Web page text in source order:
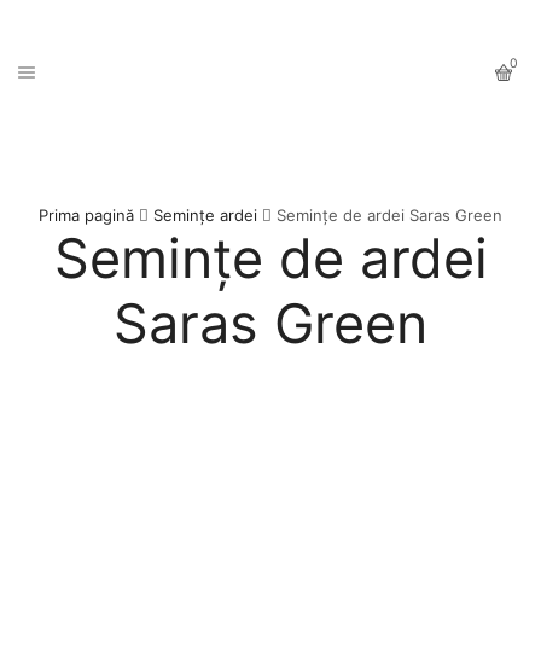
0
Prima pagină Seminţe ardei Seminţe de ardei Saras Green
Seminţe de ardei
Saras Green